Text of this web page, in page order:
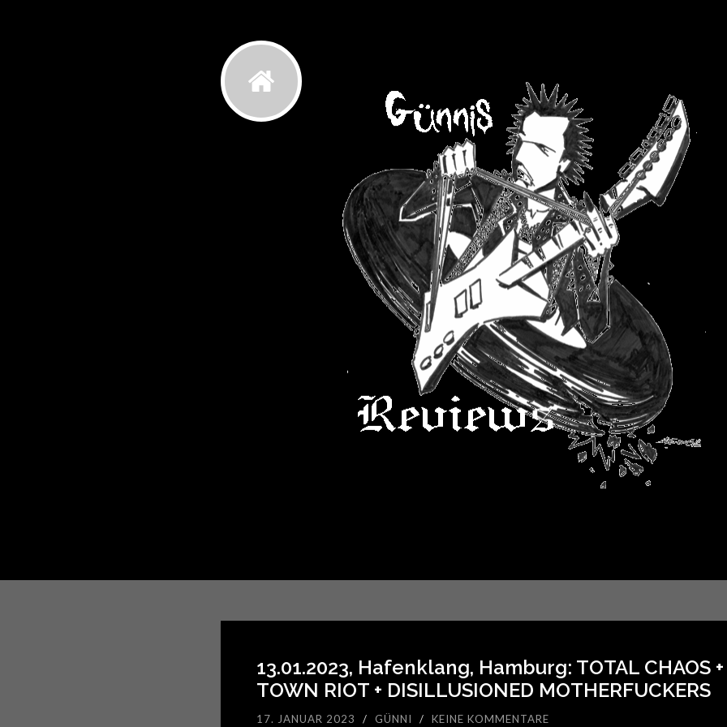
13.01.2023, Hafenklang, Hamburg: TOTAL CHAOS
TOWN RIOT + DISILLUSIONED MOTHERFUCKERS
17. JANUAR 2023 / GÜNNI / KEINE KOMMENTARE